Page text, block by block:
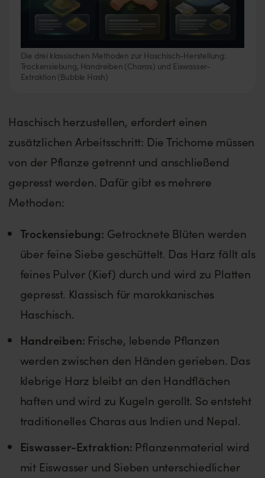
Die drei klassischen Methoden zur Haschisch-Herstellung:
Trockensiebung, Handreiben (Charas) und Eiswasser-
Extraktion (Bubble Hash)
Haschisch herzustellen, erfordert einen
zusätzlichen Arbeitsschritt: Die Trichome müssen
von der Pflanze getrennt und anschließend
gepresst werden. Dafür gibt es mehrere
Methoden:
Trockensiebung: Getrocknete Blüten werden
über feine Siebe geschüttelt. Das Harz fällt als
feines Pulver (Kief) durch und wird zu Platten
gepresst. Klassisch für marokkanisches
Haschisch.
Handreiben: Frische, lebende Pflanzen
werden zwischen den Händen gerieben. Das
klebrige Harz bleibt an den Handflächen
haften und wird zu Kugeln gerollt. So entsteht
traditionelles Charas aus Indien und Nepal.
Eiswasser-Extraktion: Pflanzenmaterial wird
mit Eiswasser und Sieben unterschiedlicher